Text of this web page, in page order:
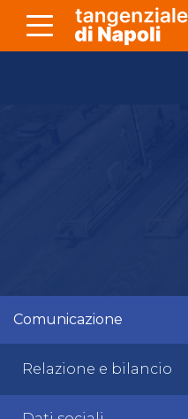
Skip to Main Content
Comunicazione
Relazione e bilancio